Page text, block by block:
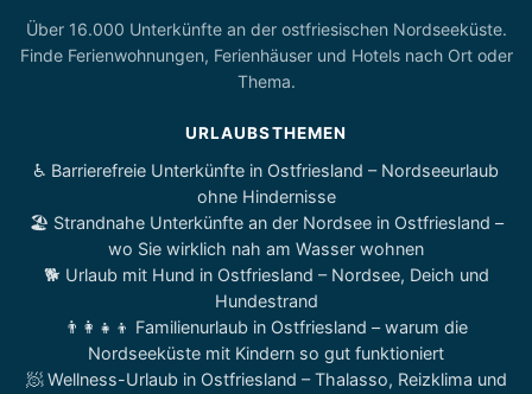
Über 16.000 Unterkünfte an der ostfriesischen Nordseeküste.
Finde Ferienwohnungen, Ferienhäuser und Hotels nach Ort oder
Thema.
URLAUBSTHEMEN
♿ Barrierefreie Unterkünfte in Ostfriesland – Nordseeurlaub
ohne Hindernisse
🏖️ Strandnahe Unterkünfte an der Nordsee in Ostfriesland –
wo Sie wirklich nah am Wasser wohnen
🐕 Urlaub mit Hund in Ostfriesland – Nordsee, Deich und
Hundestrand
👨‍👩‍👧‍👦 Familienurlaub in Ostfriesland – warum die
Nordseeküste mit Kindern so gut funktioniert
🧖 Wellness-Urlaub in Ostfriesland – Thalasso, Reizklima und